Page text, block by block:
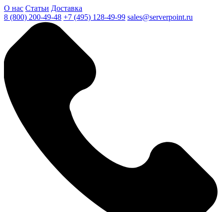
О нас Статьи Доставка
8 (800) 200-49-48 +7 (495) 128-49-99 sales@serverpoint.ru